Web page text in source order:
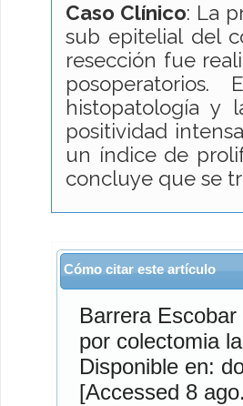
Caso Clínico: La
sub epitelial del
resección fue
histopatología y
positividad
un índice de
concluye que se
Cómo citar este artículo
Barrera EscobarA.
por colectomia
Disponible en: